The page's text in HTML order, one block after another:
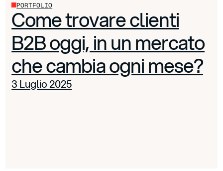
PORTFOLIO
Come trovare clienti
B2B oggi, in un mercato
che cambia ogni mese?
3 Luglio 2025